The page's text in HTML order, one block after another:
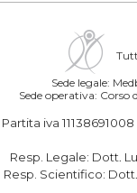
Sede legale:
Sede operativa:
Partita iva 11138691008
Resp. Legale: Dott.
Resp. Scientifico: